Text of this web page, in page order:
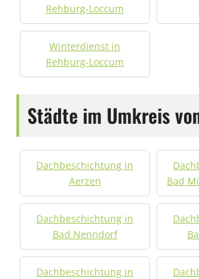
Rehburg-Loccum
Winterdienst in
Rehburg-Loccum
Städte im Umkreis
Dachbeschichtung in
Aerzen
Bad
Dachbeschichtung in
Bad Nenndorf
Dachbeschichtung in